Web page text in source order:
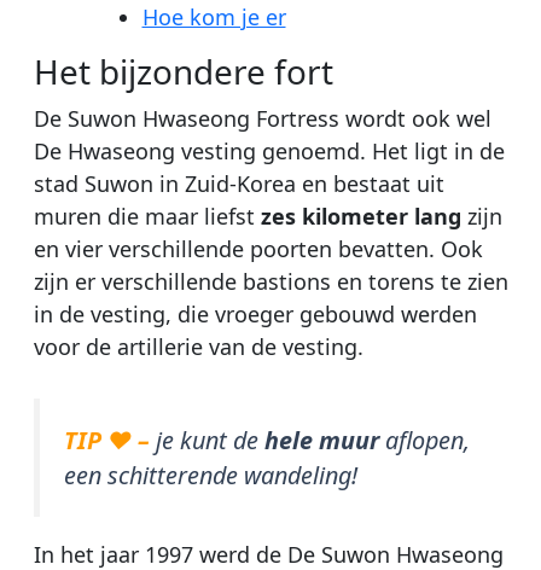
Hoe kom je er
Het bijzondere fort
De Suwon Hwaseong Fortress wordt ook wel
De Hwaseong vesting genoemd. Het ligt in de
stad Suwon in Zuid-Korea en bestaat uit
muren die maar liefst zes kilometer lang zijn
en vier verschillende poorten bevatten. Ook
zijn er verschillende bastions en torens te zien
in de vesting, die vroeger gebouwd werden
voor de artillerie van de vesting.
TIP ♥ – je kunt dehele muuraflopen,
een schitterende wandeling!
In het jaar 1997 werd de De Suwon Hwaseong